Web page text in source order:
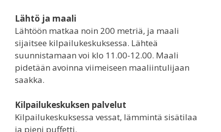
Lähtö ja maali
Lähtöön matkaa noin 200 metriä, ja maali
sijaitsee kilpailukeskuksessa. Lähteä
suunnistamaan voi klo 11.00-12.00. Maali
pidetään avoinna viimeiseen maaliintulijaan
saakka.
Kilpailukeskuksen palvelut
Kilpailukeskuksessa vessat, lämmintä sisätilaa
ja pieni puffetti.